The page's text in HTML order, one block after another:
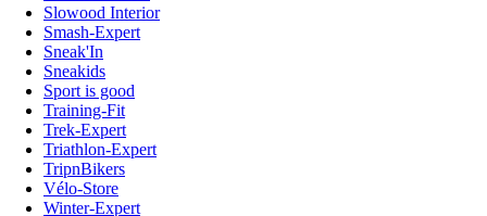
Slowood Interior
Smash-Expert
Sneak'In
Sneakids
Sport is good
Training-Fit
Trek-Expert
Triathlon-Expert
TripnBikers
Vélo-Store
Winter-Expert